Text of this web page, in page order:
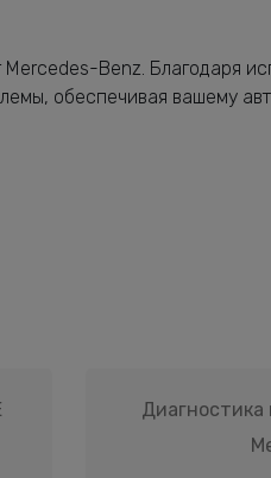
Benz. Благодаря
обеспечивая вашему
Диагностика